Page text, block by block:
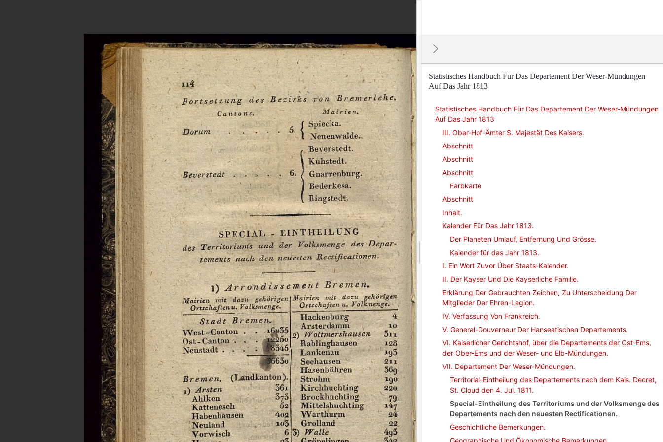
Statistisches Handbuch Für Das Departement Der Weser-Mündungen
Auf Das Jahr 1813
Statistisches Handbuch Für Das Departement Der Weser-Mündungen
Auf Das Jahr 1813
III. Ober-Hof-Ämter S. Majestät Des Kaisers.
Abschnitt
Abschnitt
Abschnitt
Farbkarte
Abschnitt
Inhalt.
Kalender Für Das Jahr 1813.
Der Planeten Umlauf, Entfernung Und Grösse.
Kalender für das Jahr 1813.
I. Ein Wort Zuvor Über Staats-Kalender.
II. Der Kayser Und Die Kayserliche Familie.
Erklärung Der Gebrauchten Zeichen, Zu Unterscheidung Der
Mitglieder Der Ehren-Legion.
IV. Verfassung Von Frankreich.
V. General-Gouverneur Der Hanseatischen Departements.
VI. Kaiserlicher Gerichtshof, über die Departements der Ost-Ems,
der Ober-Ems und der Weser- und Elb-Mündungen.
VII. Departement Der Weser-Mündungen.
Territorial-Eintheilung des Departements nach dem Kais. Decret,
St. Cloud den 4. Jul. 1811.
Special-Eintheilung des Territoriums und der Volksmenge des
Departements nach den neuesten Rectificationen.
Geschichtliche Bemerkungen.
Geographische Und Ökonomische Bemerkungen.